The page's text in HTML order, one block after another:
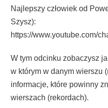
Najlepszy człowiek od
Szysz):
https://www.youtube.com/
W tym odcinku zobaczysz
w którym w danym wierszu
informacje, które powinny
wierszach (rekordach).